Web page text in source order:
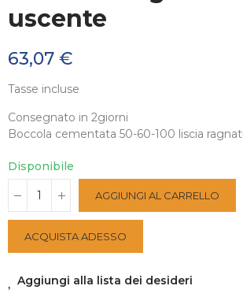
uscente
63,07 €
Tasse incluse
Consegnato in 2giorni
Boccola cementata 50-60-100 liscia
Disponibile
AGGIUNGI AL CARRELLO
ACQUISTA ADESSO
Aggiungi alla lista dei desideri